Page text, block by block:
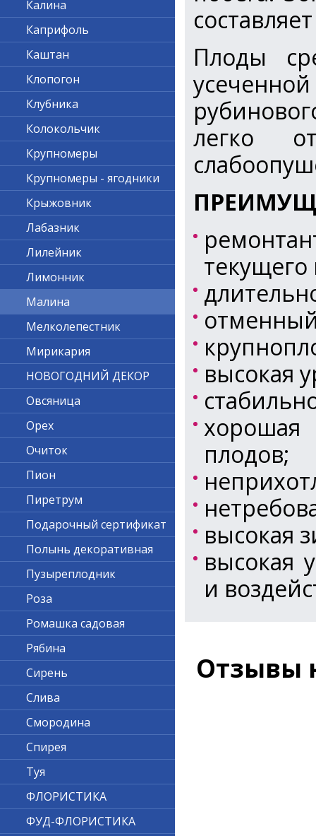
Плоды
легко
текущего
высокая
хорошая
плодов;
высокая
высокая
и
Отзывы
Калина
Каприфоль
Каштан
Клопогон
Клубника
Колокольчик
Крупномеры
Крупномеры - ягодники
Крыжовник
Лабазник
Лилейник
Лимонник
Малина
Мелколепестник
Мирикария
НОВОГОДНИЙ ДЕКОР
Овсяница
Орех
Очиток
Пион
Пиретрум
Подарочный сертификат
Полынь декоративная
Пузыреплодник
Роза
Ромашка садовая
Рябина
Сирень
Слива
Смородина
Спирея
Туя
ФЛОРИСТИКА
ФУД-ФЛОРИСТИКА